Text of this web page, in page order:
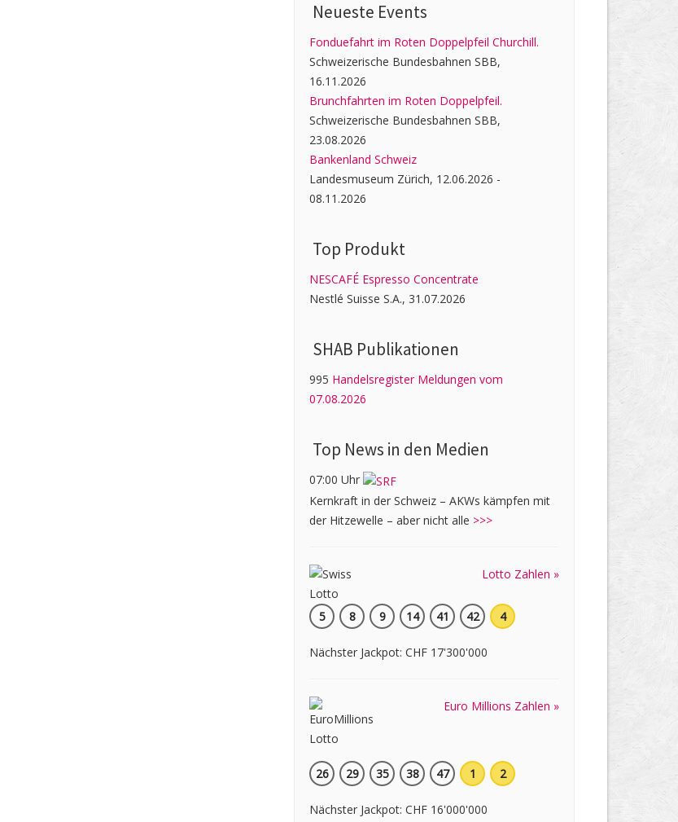
Neueste Events
Fonduefahrt im Roten Doppelpfeil Churchill.
Schweizerische Bundesbahnen SBB,
16.11.2026
Brunchfahrten im Roten Doppelpfeil.
Schweizerische Bundesbahnen SBB,
23.08.2026
Bankenland Schweiz
Landesmuseum Zürich, 12.06.2026 -
08.11.2026
Top Produkt
NESCAFÉ Espresso Concentrate
Nestlé Suisse S.A., 31.07.2026
SHAB Publi­kati­onen
995 Handelsregister Meldungen vom
07.08.2026
Top News in den Medien
07:00 Uhr
Kernkraft in der Schweiz – AKWs kämpfen mit
der Hitzewelle – aber nicht alle >>>
Lotto Zahlen »
5 8 9 14 41 42 4
Nächster Jackpot: CHF 17'300'000
Euro Millions Zahlen »
26 29 35 38 47 1 2
Nächster Jackpot: CHF 16'000'000